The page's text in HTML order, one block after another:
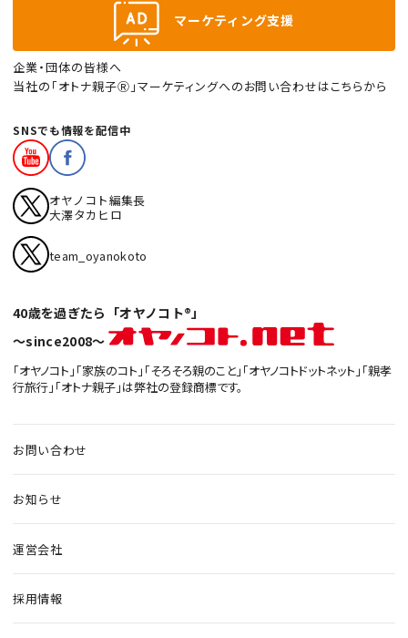
40歳を過ぎたら「オヤノコト®」
〜since2008〜
「オヤノコト」「家族のコト」「そろそろ親のこと」「オヤノコトドットネット」「親孝
行旅行」「オトナ親子」は弊社の登録商標です。
お問い合わせ
お知らせ
運営会社
採用情報
マーケティング支援
企業・団体の皆様へ
当社の「オトナ親子Ⓡ」マーケティングへのお問い合わせはこちらから
SNSでも情報を配信中
オヤノコト編集長
大澤タカヒロ
team_oyanokoto